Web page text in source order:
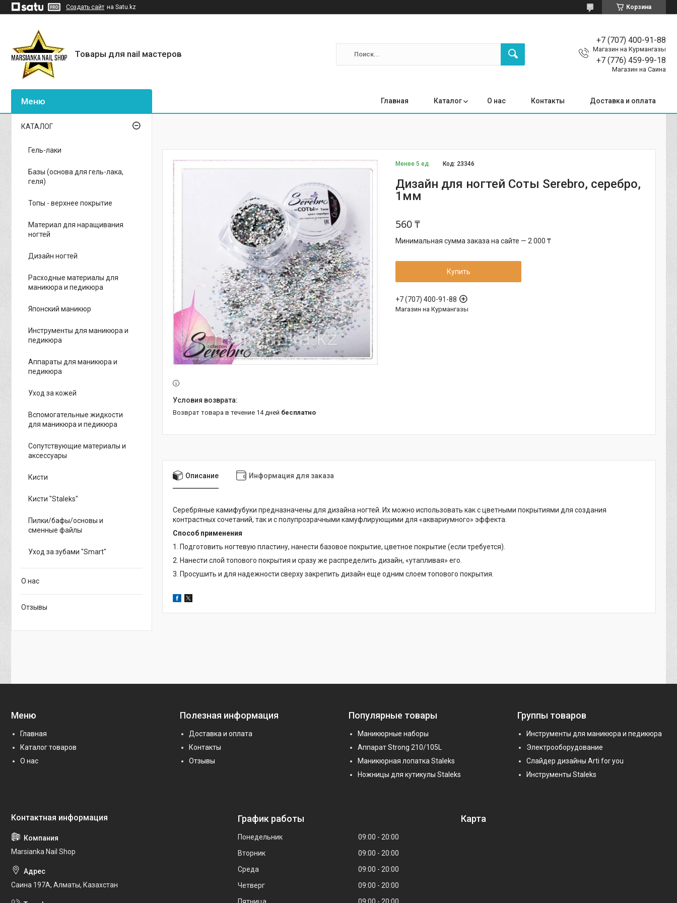
Создать сайт на Satu.kz Корзина
Товары для nail мастеров
+7 (707) 400-91-88
Магазин на Курмангазы
+7 (776) 459-99-18
Магазин на Саина
Главная Каталог О нас Контакты Доставка и оплата
Менее 5 ед. Код: 23346
Дизайн для ногтей Соты Serebro, серебро,
1мм
560 ₸
Минимальная сумма заказа на сайте — 2 000 ₸
Купить
+7 (707) 400-91-88
Магазин на Курмангазы
возврат товара в течение 14 дней бесплатно
Описание Информация для заказа
Серебряные камифубуки предназначены для дизайна ногтей. Их можно использовать как с цветными покрытиями для создания
контрастных сочетаний, так и с полупрозрачными камуфлирующими для «аквариумного» эффекта.
Способ применения
1. Подготовить ногтевую пластину, нанести базовое покрытие, цветное покрытие (если требуется).
2. Нанести слой топового покрытия и сразу же распределить дизайн, «утапливая» его.
3. Просушить и для надежности сверху закрепить дизайн еще одним слоем топового покрытия.
КАТАЛОГ
Гель-лаки
Базы (основа для гель-лака,
геля)
Топы - верхнее покрытие
Материал для наращивания
ногтей
Дизайн ногтей
Расходные материалы для
маникюра и педикюра
Японский маникюр
Инструменты для маникюра и
педикюра
Аппараты для маникюра и
педикюра
Уход за кожей
Вспомогательные жидкости
для маникюра и педикюра
Сопутствующие материалы и
аксессуары
Кисти
Кисти "Staleks"
Пилки/бафы/основы и
сменные файлы
Уход за зубами "Smart"
О нас
Отзывы
Меню
Главная
Каталог товаров
О нас
Полезная информация
Доставка и оплата
Контакты
Отзывы
Популярные товары
Маникюрные наборы
Аппарат Strong 210/105L
Маникюрная лопатка Staleks
Ножницы для кутикулы Staleks
Группы товаров
Инструменты для маникюра и педикюра
Электрооборудование
Слайдер дизайны Arti for you
Инструменты Staleks
Marsianka Nail Shop
Саина 197А, Алматы, Казахстан
График работы
Понедельник 09:00
20:00
Вторник
09:00
20:00
Среда
09:00
20:00
Четверг
09:00
20:00
Карта